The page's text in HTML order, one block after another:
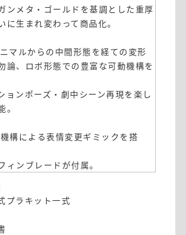
ンメタ・ゴールドを基調とした重厚
に生まれ変わって商品化。
マルからの中間形態を経ての変形
論、ロボ形態での豊富な可動機構を
ョンポーズ・劇中シーン再現を楽し
構による表情変更ギミックを搭
ィンブレードが付属。
プラキット一式